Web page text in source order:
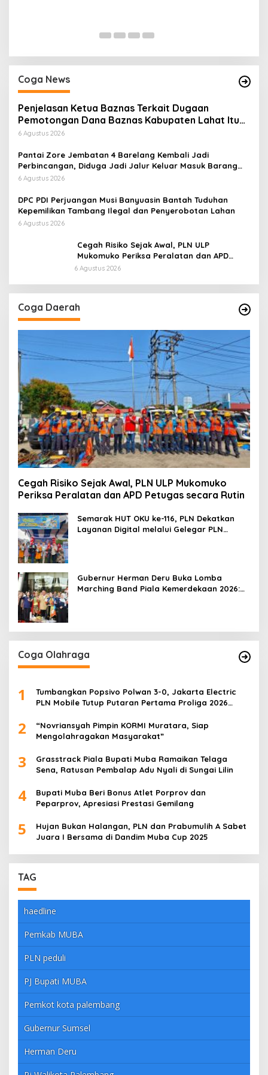
Coga News
Penjelasan Ketua Baznas Terkait Dugaan
Pemotongan Dana Baznas Kabupaten Lahat Itu
Tidak Benar
6 Agustus 2026
Pantai Zore Jembatan 4 Barelang Kembali Jadi
Perbincangan, Diduga Jadi Jalur Keluar Masuk Barang
Tanpa Dokumen Kepabeanan, Nama Berinisial WL
di Kawasan Pesisir
6 Agustus 2026
DPC PDI Perjuangan Musi Banyuasin Bantah Tuduhan
Kepemilikan Tambang Ilegal dan Penyerobotan Lahan
6 Agustus 2026
Cegah Risiko Sejak Awal, PLN ULP
Mukomuko Periksa Peralatan dan APD
Petugas secara Rutin
6 Agustus 2026
Coga Daerah
Cegah Risiko Sejak Awal, PLN ULP Mukomuko
Periksa Peralatan dan APD Petugas secara Rutin
Semarak HUT OKU ke-116, PLN Dekatkan
Layanan Digital melalui Gelegar PLN
Gubernur Herman Deru Buka Lomba
Marching Band Piala Kemerdekaan 2026:
Coga Olahraga
1
Tumbangkan Popsivo Polwan 3-0, Jakarta Electric
PLN Mobile Tutup Putaran Pertama Proliga 2026
2
“Novriansyah Pimpin KORMI Muratara, Siap
Mengolahragakan Masyarakat”
3
Grasstrack Piala Bupati Muba Ramaikan Telaga
Sena, Ratusan Pembalap Adu Nyali di Sungai Lilin
4
Bupati Muba Beri Bonus Atlet Porprov dan
Peparprov, Apresiasi Prestasi Gemilang
5
Hujan Bukan Halangan, PLN dan Prabumulih A Sabet
Juara I Bersama di Dandim Muba Cup 2025
TAG
haedline
Pemkab MUBA
PLN peduli
PJ Bupati MUBA
Pemkot kota palembang
Gubernur Sumsel
Herman Deru